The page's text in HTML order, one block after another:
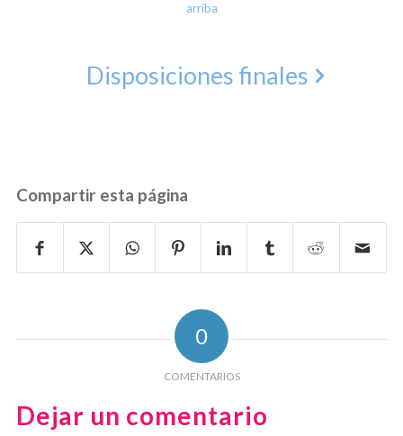
arriba
Disposiciones finales
Compartir esta página
0
COMENTARIOS
Dejar un comentario